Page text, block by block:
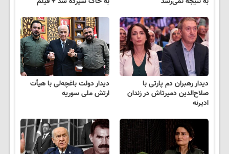
دیدار رهبران دم پارتی با
صلاح‌الدین دمیرتاش در زندان
ادیرنه
دیدار دولت باغچه‌لی با هیأت
ارتش ملی سوریه